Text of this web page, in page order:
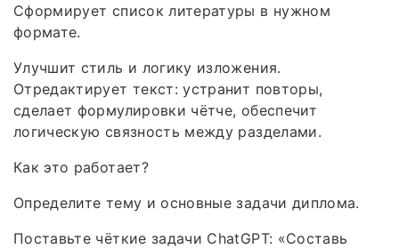
Сформирует список литературы в нужном
формате.
Улучшит стиль и логику изложения.
Отредактирует текст: устранит повторы,
сделает формулировки чётче, обеспечит
логическую связность между разделами.
Как это работает?
Определите тему и основные задачи диплома.
Поставьте чёткие задачи ChatGPT: «Составь